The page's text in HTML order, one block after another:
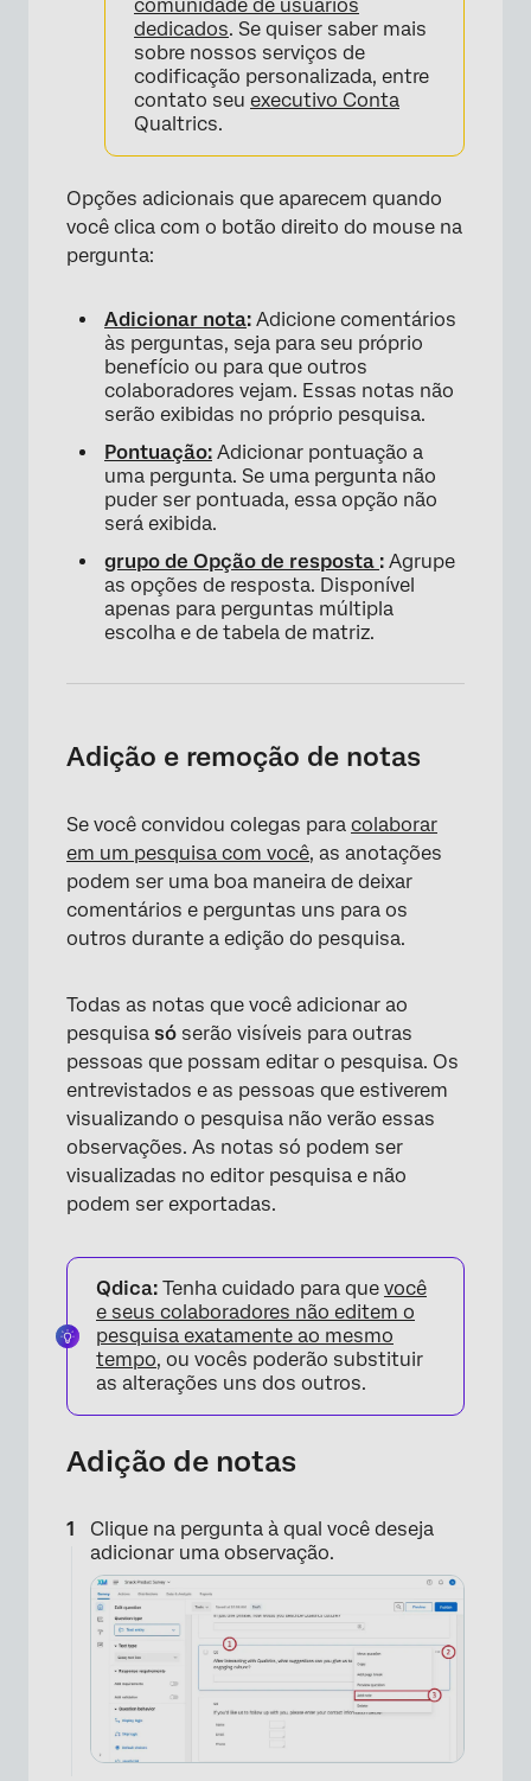
comunidade de usuários
dedicados. Se quiser saber mais
sobre nossos serviços de
codificação personalizada, entre
contato seu executivo Conta
Qualtrics.
Opções adicionais que aparecem quando
você clica com o botão direito do mouse na
pergunta:
Adicionar nota: Adicione comentários
às perguntas, seja para seu próprio
benefício ou para que outros
colaboradores vejam. Essas notas não
serão exibidas no próprio pesquisa.
Pontuação: Adicionar pontuação a
uma pergunta. Se uma pergunta não
puder ser pontuada, essa opção não
será exibida.
grupo de Opção de resposta : Agrupe
as opções de resposta. Disponível
apenas para perguntas múltipla
escolha e de tabela de matriz.
Adição e remoção de notas
Se você convidou colegas para colaborar
em um pesquisa com você, as anotações
podem ser uma boa maneira de deixar
comentários e perguntas uns para os
outros durante a edição do pesquisa.
Todas as notas que você adicionar ao
pesquisa só serão visíveis para outras
pessoas que possam editar o pesquisa. Os
entrevistados e as pessoas que estiverem
visualizando o pesquisa não verão essas
observações. As notas só podem ser
visualizadas no editor pesquisa e não
podem ser exportadas.
Qdica: Tenha cuidado para que você
e seus colaboradores não editem o
pesquisa exatamente ao mesmo
tempo, ou vocês poderão substituir
as alterações uns dos outros.
Adição de notas
Clique na pergunta à qual você deseja
adicionar uma observação.